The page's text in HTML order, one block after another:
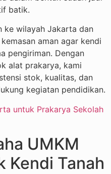
batik.
ke wilayah Jakarta dan
aman agar kendi
pengiriman. Dengan
alat prakarya, kami
stok, kualitas, dan
kegiatan pendidikan.
UMKM
Kendi Tanah